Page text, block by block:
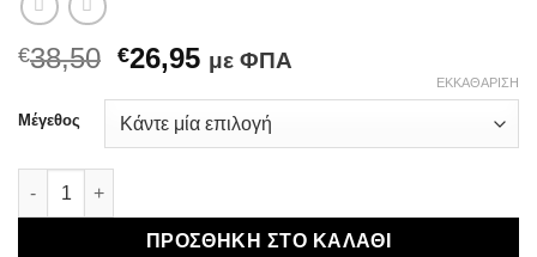
€38,50 Original
was:
€38,50.
€26,95Η
τιμή
είναι:
με ΦΠΑ
Μέγεθος
ΕΚΚΑΘΆΡΙΣΗ
Melissa Brown Πυτζάμα Viscose Rose ποσότητα
ΠΡΟΣΘΉΚΗ ΣΤΟ ΚΑΛΆΘΙ